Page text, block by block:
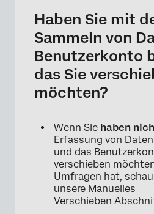
Haben Sie mit
Sammeln von
Benutzerkonto
das Sie
möchten?
Wenn Sie haben
Erfassung von
und das
verschieben
Umfragen hat,
unsere Manuelles
Verschieben